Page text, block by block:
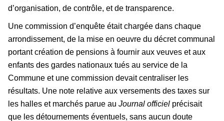
d’organisation, de contrôle, et de transparence.
Une commission d’enquête était chargée dans chaque
arrondissement, de la mise en oeuvre du décret communal
portant création de pensions à fournir aux veuves et aux
enfants des gardes nationaux tués au service de la
Commune et une commission devait centraliser les
résultats. Une note relative aux versements des taxes sur
les halles et marchés parue au Journal officiel précisait
que les détournements éventuels, sans aucun doute